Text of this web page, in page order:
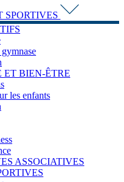
SPORTIVES
ET BIEN-ÊTRE
les enfants
ASSOCIATIVES